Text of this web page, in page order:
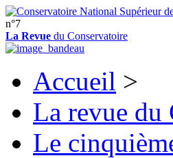
n°7
La Revue du Conservatoire
Accueil >
La revue du
Le